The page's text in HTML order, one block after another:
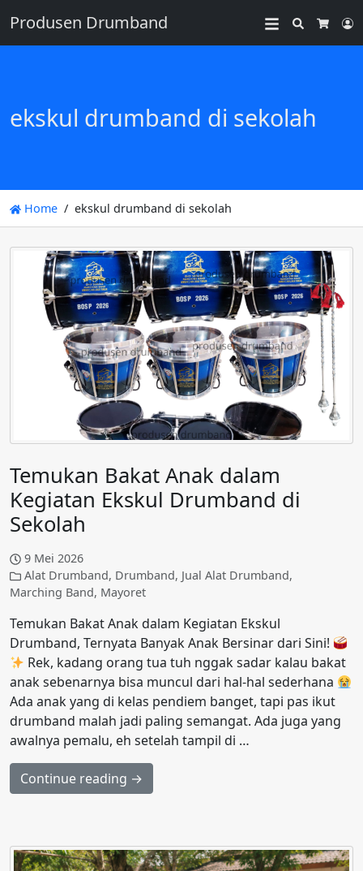
Produsen Drumband
Search
ekskul drumband di sekolah
Home ekskul drumband di sekolah
Temukan Bakat Anak dalam
Kegiatan Ekskul Drumband di
Sekolah
9 Mei 2026
Alat Drumband, Drumband, Jual Alat Drumband,
Marching Band, Mayoret
Temukan Bakat Anak dalam Kegiatan Ekskul
Drumband, Ternyata Banyak Anak Bersinar dari Sini!
Rek, kadang orang tua tuh nggak sadar kalau bakat
anak sebenarnya bisa muncul dari hal-hal sederhana
Ada anak yang di kelas pendiem banget, tapi pas ikut
drumband malah jadi paling semangat. Ada juga yang
awalnya pemalu, eh setelah tampil di …
Continue reading →